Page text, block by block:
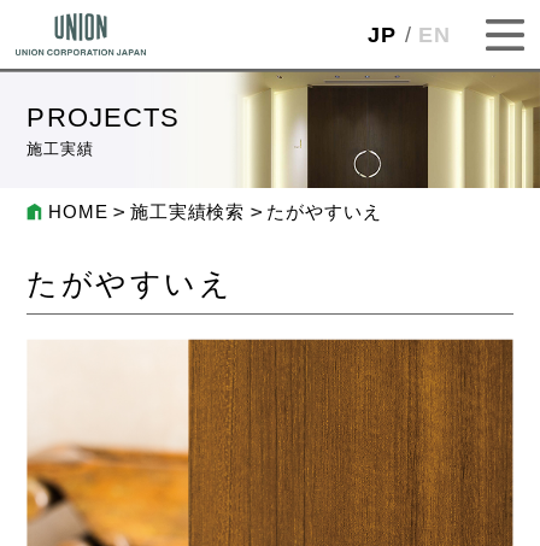
JP EN
PROJECTS
施工実績
HOME 施工実績検索 たがやすいえ
たがやすいえ